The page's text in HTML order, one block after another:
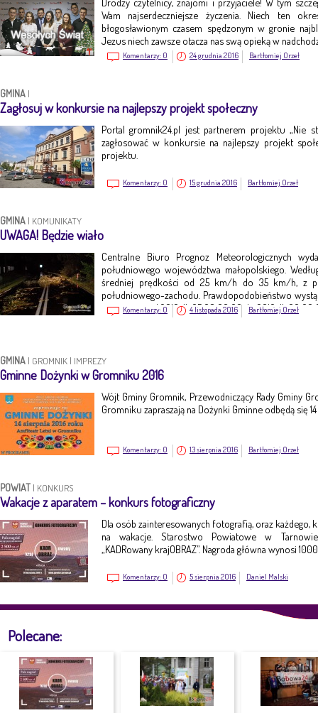
Wam najserdeczniejsze życzenia. Niech ten
błogosławionym czasem spędzonym w gronie
Jezus niech zawsze otacza nas swą opieką w
Komentarzy: 0 24 grudnia 2016 Bartłomiej Orzeł
GMINA |
Zagłosuj w konkursie na najlepszy projekt społeczny
Portal gromnik24.pl jest partnerem projektu „Nie
zagłosować w konkursie na najlepszy projekt
projektu.
Komentarzy: 0 15 grudnia 2016 Bartłomiej Orzeł
GMINA | KOMUNIKATY
UWAGA! Będzie wiało
Centralne Biuro Prognoz Meteorologicznych
południowego województwa małopolskiego.
średniej prędkości od 25 km/h do 35 km/h, z
południowego-zachodu. Prawdopodobieństwo
jest ważne o d 2016-11-05 08:00:00 do 2016-11-06
Komentarzy: 0 4 listopada 2016 Bartłomiej Orzeł
GMINA | GROMNIK | IMPREZY
Gminne Dożynki w Gromniku 2016
Wójt Gminy Gromnik, Przewodniczący Rady Gminy
Gromniku zapraszają na Dożynki Gminne odbędą się
Komentarzy: 0 13 sierpnia 2016 Bartłomiej Orzeł
POWIAT | KONKURS
Wakacje z aparatem – konkurs fotograficzny
Dla osób zainteresowanych fotografią, oraz każdego,
na wakacje. Starostwo Powiatowe w
„KADRowany krajOBRAZ”. Nagroda główna wynosi 1000
Komentarzy: 0 5 sierpnia 2016 Daniel Malski
Polecane: